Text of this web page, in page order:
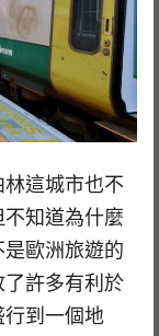
這城市也不
知道為什麼
歐洲旅遊的
許多有利於
到一個地